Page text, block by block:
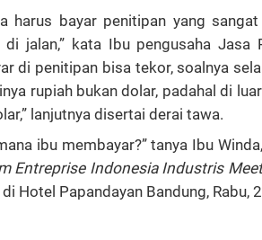
harus bayar penitipan yang
jalan,” kata Ibu pengusaha Jasa
di penitipan bisa tekor, soalnya
rupiah bukan dolar, padahal di
lanjutnya disertai derai tawa.
ibu membayar?” tanya Ibu
Entreprise Indonesia Industris
Hotel Papandayan Bandung, Rabu,